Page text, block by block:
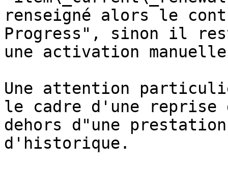
renseigné alors le
Progress", sinon il
une activation
Une attention
le cadre d'une reprise
dehors d"une
d'historique.